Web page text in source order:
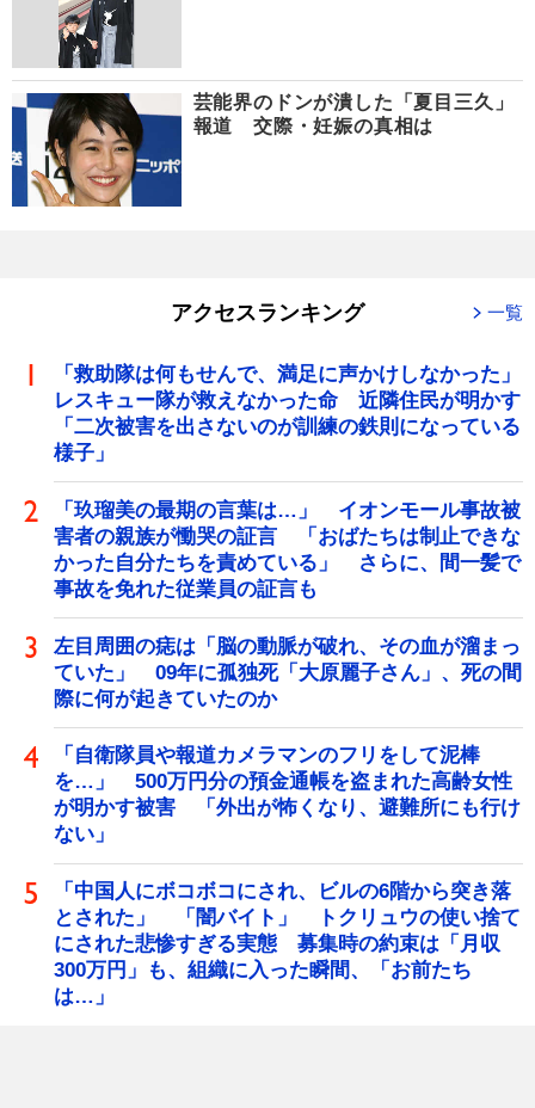
芸能界のドンが潰した「夏目三久」
報道 交際・妊娠の真相は
アクセスランキング 一覧
「救助隊は何もせんで、満足に声かけしなかった」
レスキュー隊が救えなかった命 近隣住民が明かす
「二次被害を出さないのが訓練の鉄則になっている
様子」
「玖瑠美の最期の言葉は…」 イオンモール事故被
害者の親族が慟哭の証言 「おばたちは制止できな
かった自分たちを責めている」 さらに、間一髪で
事故を免れた従業員の証言も
左目周囲の痣は「脳の動脈が破れ、その血が溜まっ
ていた」 09年に孤独死「大原麗子さん」、死の間
際に何が起きていたのか
「自衛隊員や報道カメラマンのフリをして泥棒
を…」 500万円分の預金通帳を盗まれた高齢女性
が明かす被害 「外出が怖くなり、避難所にも行け
ない」
「中国人にボコボコにされ、ビルの6階から突き落
とされた」 「闇バイト」 トクリュウの使い捨て
にされた悲惨すぎる実態 募集時の約束は「月収
300万円」も、組織に入った瞬間、「お前たち
は…」